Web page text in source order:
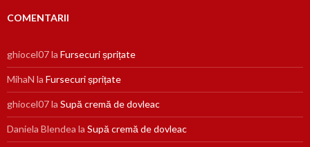
COMENTARII
ghiocel07la Fursecuri șprițate
MihaN la Fursecuri șprițate
ghiocel07la Supă cremă de dovleac
Daniela Blendea la Supă cremă de dovleac